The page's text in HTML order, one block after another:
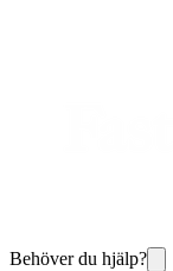
Behöver du hjälp?